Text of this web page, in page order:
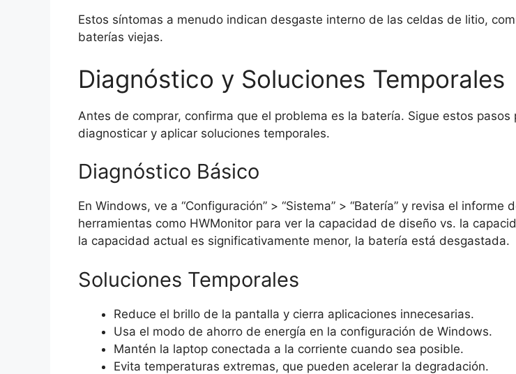
Estos síntomas a menudo indican desgaste interno de las celdas de litio,
baterías viejas.
Diagnóstico y Soluciones Temporales
Antes de comprar, confirma que el problema es la batería. Sigue estos pasos
diagnosticar y aplicar soluciones temporales.
Diagnóstico Básico
En Windows, ve a “Configuración” > “Sistema” > “Batería” y revisa el informe
herramientas como HWMonitor para ver la capacidad de diseño vs. la
la capacidad actual es significativamente menor, la batería está desgastada.
Soluciones Temporales
Reduce el brillo de la pantalla y cierra aplicaciones innecesarias.
Usa el modo de ahorro de energía en la configuración de Windows.
Mantén la laptop conectada a la corriente cuando sea posible.
Evita temperaturas extremas, que pueden acelerar la degradación.